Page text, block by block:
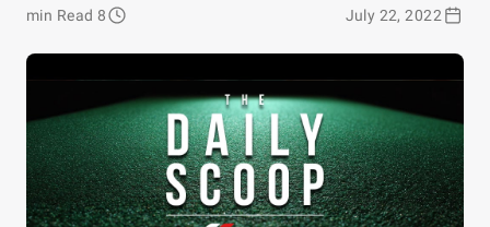
July 22, 2022
8 min Read